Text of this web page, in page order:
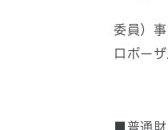
委員）
ロポー
■普通